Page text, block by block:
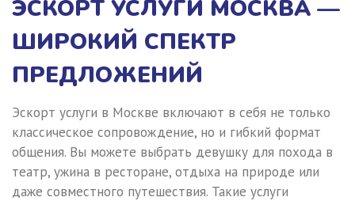
ЭСКОРТ УСЛУГИ МОСКВА —
ШИРОКИЙ СПЕКТР
ПРЕДЛОЖЕНИЙ
Эскорт услуги в Москве включают в себя не только
классическое сопровождение, но и гибкий формат
общения. Вы можете выбрать девушку для похода в
театр, ужина в ресторане, отдыха на природе или
даже совместного путешествия. Такие услуги